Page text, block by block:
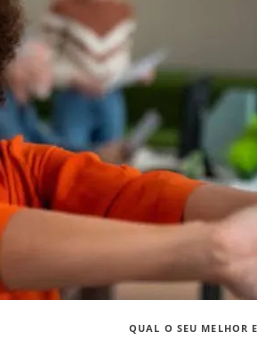
QUAL O SEU MELHOR